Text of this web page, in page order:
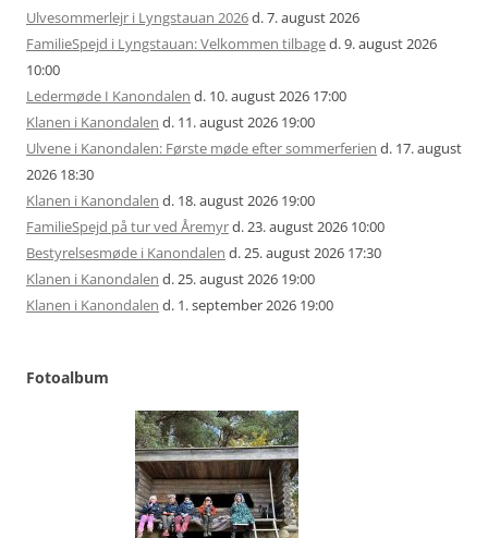
Ulvesommerlejr i Lyngstauan 2026d. 7. august 2026
FamilieSpejd i Lyngstauan: Velkommen tilbaged. 9. august 2026
10:00
Ledermøde I Kanondalen d. 10. august 2026 17:00
Klanen i Kanondalen d. 11. august 2026 19:00
Ulvene i Kanondalen: Første møde efter sommerferien d. 17. august
2026 18:30
Klanen i Kanondalen d. 18. august 2026 19:00
FamilieSpejd på tur ved Åremyrd. 23. august 2026 10:00
Bestyrelsesmøde i Kanondalen d. 25. august 2026 17:30
Klanen i Kanondalen d. 25. august 2026 19:00
Klanen i Kanondalen d. 1. september 2026 19:00
Fotoalbum